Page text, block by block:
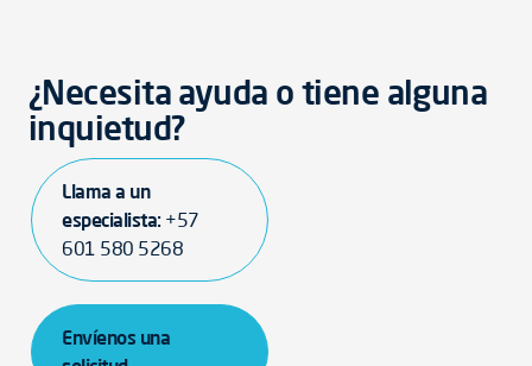
¿Necesita ayuda o tiene alguna
inquietud?
Llama a un
especialista: +57
601 580 5268
Envíenos una